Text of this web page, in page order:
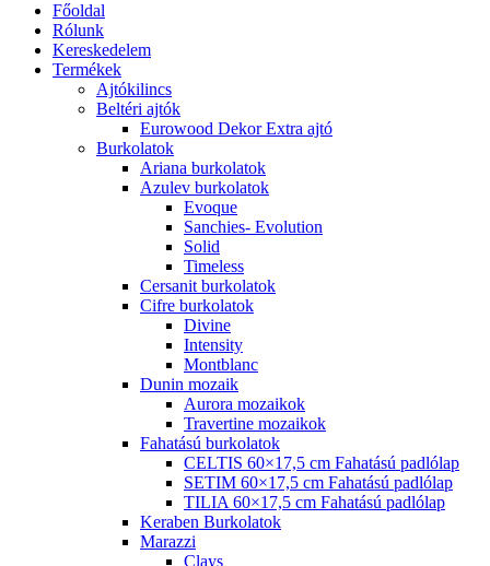
Főoldal
Rólunk
Kereskedelem
Termékek
Ajtókilincs
Beltéri ajtók
Eurowood Dekor Extra ajtó
Burkolatok
Ariana burkolatok
Azulev burkolatok
Evoque
Sanchies- Evolution
Solid
Timeless
Cersanit burkolatok
Cifre burkolatok
Divine
Intensity
Montblanc
Dunin mozaik
Aurora mozaikok
Travertine mozaikok
Fahatású burkolatok
CELTIS 60×17,5 cm Fahatású padlólap
SETIM 60×17,5 cm Fahatású padlólap
TILIA 60×17,5 cm Fahatású padlólap
Keraben Burkolatok
Marazzi
Clays